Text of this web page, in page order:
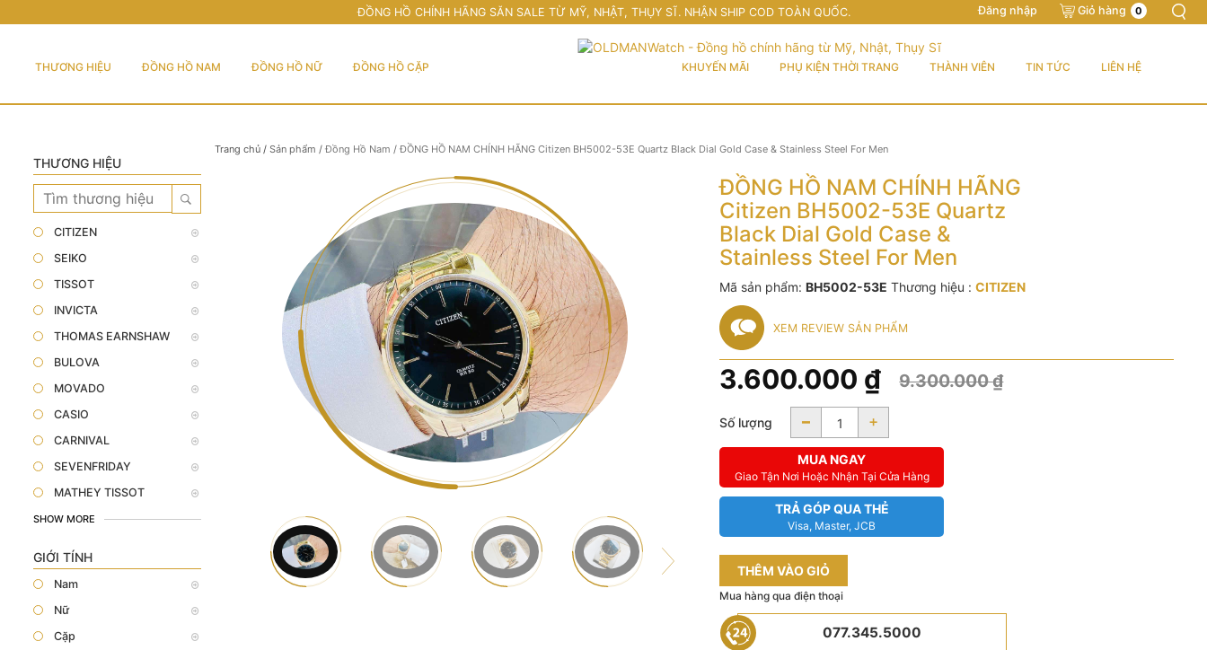
ĐỒNG HỒ CHÍNH HÃNG SĂN SALE TỪ MỸ, NHẬT, THỤY SĨ. NHẬN SHIP COD TOÀN QUỐC. Đăng nhập Giỏ hàng 0
THƯƠNG HIỆU ĐỒNG HỒ NAM ĐỒNG HỒ NỮ ĐỒNG HỒ CẶP KHUYẾN MÃI PHỤ KIỆN THỜI TRANG THÀNH VIÊN TIN TỨC LIÊN HỆ
THƯƠNG HIỆU
CITIZEN
SEIKO
TISSOT
INVICTA
THOMAS EARNSHAW
BULOVA
MOVADO
CASIO
CARNIVAL
SEVENFRIDAY
MATHEY TISSOT
SHOW MORE
GIỚI TÍNH
Nam
Nữ
Cặp
Trang chủ/ Sản phẩm / Đồng Hồ Nam / ĐỒNG HỒ NAM CHÍNH HÃNG Citizen BH5002-53E Quartz Black Dial Gold Case & Stainless Steel For Men
ĐỒNG HỒ NAM CHÍNH HÃNG
Citizen BH5002-53E Quartz
Black Dial Gold Case &
Stainless Steel For Men
Mã sản phẩm:BH5002-53E Thương hiệu :CITIZEN
XEM REVIEW SẢN PHẨM
9.300.000₫
3.600.000 ₫
Số lượng - +
MUA NGAY
Giao Tận Nơi Hoặc Nhận Tại Cửa Hàng
TRẢ GÓP QUA THẺ
Visa, Master, JCB
THÊM VÀO GIỎ
Mua hàng qua điện thoại
077.345.5000